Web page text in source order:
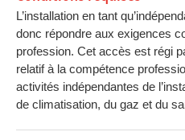
L’installation en tant
donc répondre aux exigences
profession. Cet accès est régi
relatif à la compétence
activités indépendantes de
de climatisation, du gaz et du